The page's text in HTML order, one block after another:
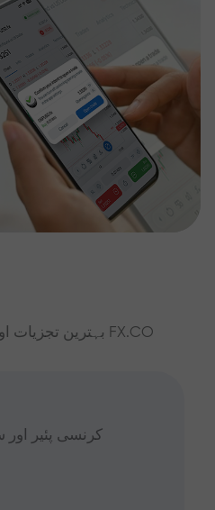
بہترین تجزیات اور مارکیٹ کے جائزے کے ساتھ FX.CO
کرنسی پئیر اور